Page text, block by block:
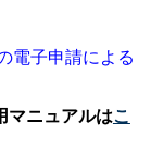
電子申請による
マニュアルはこ